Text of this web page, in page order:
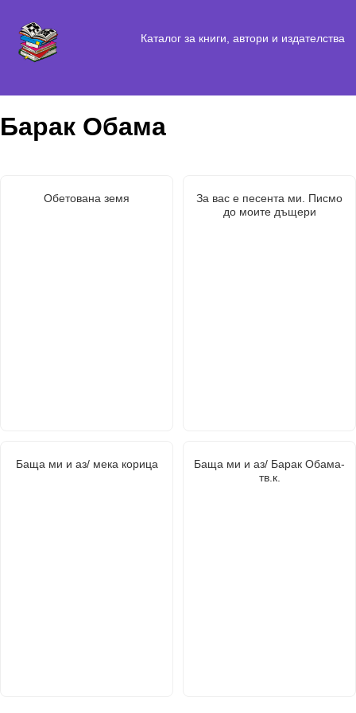
Каталог за книги, автори и издателства
Барак Обама
Обетована земя
За вас е песента ми. Писмо
до моите дъщери
Баща ми и аз/ мека корица
Баща ми и аз/ Барак Обама-
тв.к.